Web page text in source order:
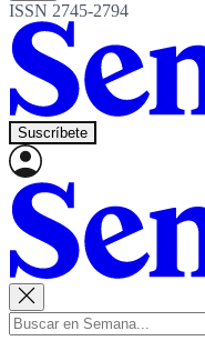
ISSN 2745-2794
Suscríbete